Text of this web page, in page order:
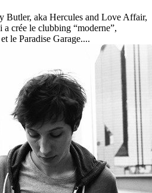
aka Hercules and Love Affair,
crée le clubbing “moderne”,
le Paradise Garage....